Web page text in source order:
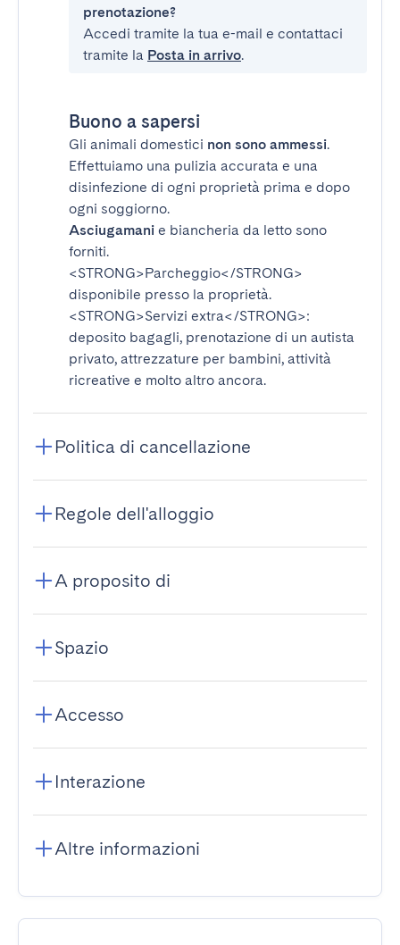
prenotazione?
Accedi tramite la tua e-mail e contattaci
tramite la Posta in arrivo.
Buono a sapersi
Gli animali domestici non sono ammessi.
Effettuiamo una pulizia accurata e una
disinfezione di ogni proprietà prima e dopo
ogni soggiorno.
Asciugamani e biancheria da letto sono
forniti.
<STRONG>Parcheggio</STRONG>
disponibile presso la proprietà.
<STRONG>Servizi extra</STRONG>:
deposito bagagli, prenotazione di un autista
privato, attrezzature per bambini, attività
ricreative e molto altro ancora.
Politica di cancellazione
Regole dell'alloggio
A proposito di
Spazio
Accesso
Interazione
Altre informazioni